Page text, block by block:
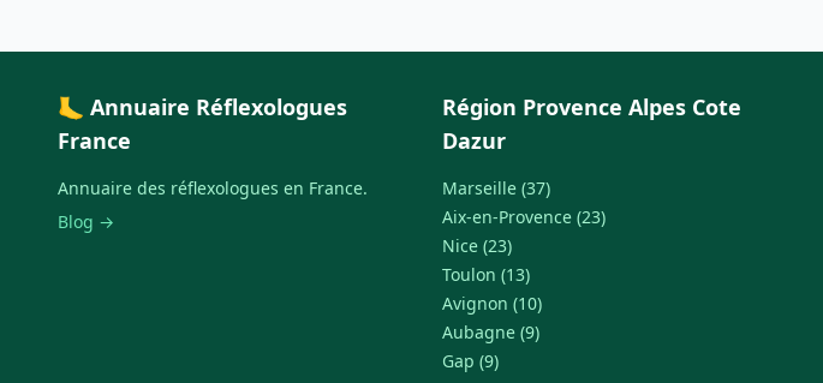
🦶 Annuaire Réflexologues
France
Annuaire des réflexologues en France.
Blog →
Région Provence Alpes Cote
Dazur
Marseille (37)
Aix-en-Provence (23)
Nice (23)
Toulon (13)
Avignon (10)
Aubagne (9)
Gap (9)